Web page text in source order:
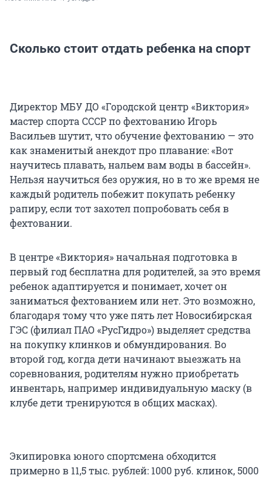
Сколько стоит отдать ребенка на спорт
Директор МБУ ДО «Городской центр «Виктория»
мастер спорта СССР по фехтованию Игорь
Васильев шутит, что обучение фехтованию — это
как знаменитый анекдот про плавание: «Вот
научитесь плавать, нальем вам воды в бассейн».
Нельзя научиться без оружия, но в то же время не
каждый родитель побежит покупать ребенку
рапиру, если тот захотел попробовать себя в
фехтовании.
В центре «Виктория» начальная подготовка в
первый год бесплатна для родителей, за это время
ребенок адаптируется и понимает, хочет он
заниматься фехтованием или нет. Это возможно,
благодаря тому что уже пять лет Новосибирская
ГЭС (филиал ПАО «РусГидро») выделяет средства
на покупку клинков и обмундирования. Во
второй год, когда дети начинают выезжать на
соревнования, родителям нужно приобретать
инвентарь, например индивидуальную маску (в
клубе дети тренируются в общих масках).
Экипировка юного спортсмена обходится
примерно в 11,5 тыс. рублей: 1000 руб. клинок, 5000